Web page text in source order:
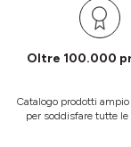
Oltre 100.000
Catalogo prodotti
per soddisfare tutte le